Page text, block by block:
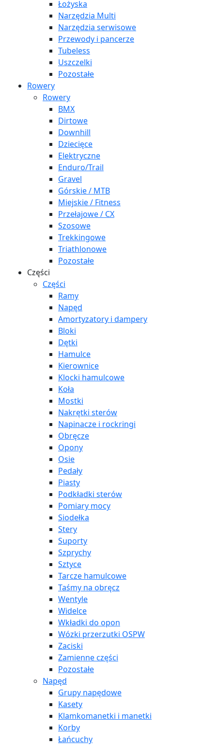
Łożyska
Narzędzia Multi
Narzędzia serwisowe
Przewody i pancerze
Tubeless
Uszczelki
Pozostałe
Rowery
Rowery
BMX
Dirtowe
Downhill
Dziecięce
Elektryczne
Enduro/Trail
Gravel
Górskie / MTB
Miejskie / Fitness
Przełajowe / CX
Szosowe
Trekkingowe
Triathlonowe
Pozostałe
Części
Części
Ramy
Napęd
Amortyzatory i dampery
Bloki
Dętki
Hamulce
Kierownice
Klocki hamulcowe
Koła
Mostki
Nakrętki sterów
Napinacze i rockringi
Obręcze
Opony
Osie
Pedały
Piasty
Podkładki sterów
Pomiary mocy
Siodełka
Stery
Suporty
Szprychy
Sztyce
Tarcze hamulcowe
Taśmy na obręcz
Wentyle
Widelce
Wkładki do opon
Wózki przerzutki OSPW
Zaciski
Zamienne części
Pozostałe
Napęd
Grupy napędowe
Kasety
Klamkomanetki i manetki
Korby
Łańcuchy